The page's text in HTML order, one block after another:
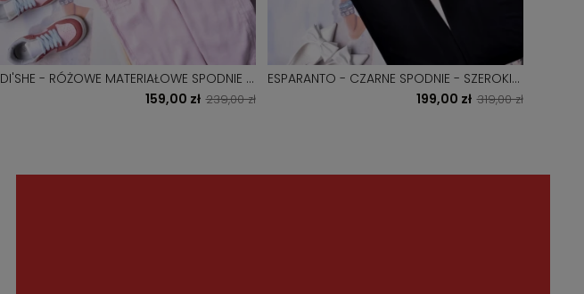
DI'SHE - RÓŻOWE MATERIAŁOWE SPODNIE Z
239,00 zł
159,00 zł
ESPARANTO - CZARNE SPODNIE - SZEROKI
PASEK - ZŁOTE ZDOBIENIA
319,00 zł
199,00 zł